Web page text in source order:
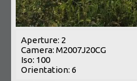
Aperture: 2
Camera: M2007J20CG
Iso: 100
Orientation: 6